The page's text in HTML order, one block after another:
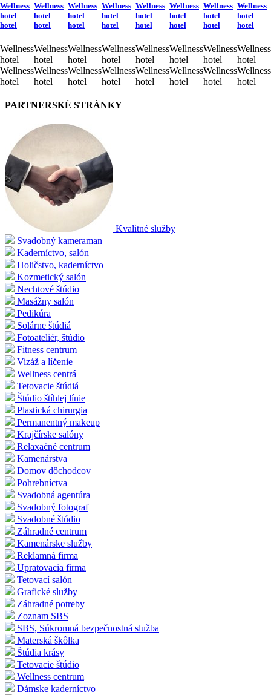
Wellness
hotel
hotel
Wellness
hotel
Wellness
hotel
Wellness
hotel
hotel
Wellness
hotel
Wellness
hotel
Wellness
hotel
hotel
Wellness
hotel
Wellness
hotel
Wellness
hotel
hotel
Wellness
hotel
Wellness
hotel
Wellness
hotel
hotel
Wellness
hotel
Wellness
hotel
Wellness
hotel
hotel
Wellness
hotel
Wellness
hotel
Wellness
hotel
hotel
Wellness
hotel
Wellness
hotel
Wellness
hotel
hotel
Wellness
hotel
Wellness
hotel
PARTNERSKÉ STRÁNKY
Kvalitné služby
Svadobný kameraman
Kaderníctvo, salón
Holičstvo, kaderníctvo
Kozmetický salón
Nechtové štúdio
Masážny salón
Pedikúra
Solárne štúdiá
Fotoateliér, štúdio
Fitness centrum
Vizáž a líčenie
Wellness centrá
Tetovacie štúdiá
Štúdio štíhlej línie
Plastická chirurgia
Permanentný makeup
Krajčírske salóny
Relaxačné centrum
Kamenárstva
Domov dôchodcov
Pohrebníctva
Svadobná agentúra
Svadobný fotograf
Svadobné štúdio
Záhradné centrum
Kamenárske služby
Reklamná firma
Upratovacia firma
Tetovací salón
Grafické služby
Záhradné potreby
Zoznam SBS
SBS, Súkromná bezpečnostná služba
Materská škôlka
Štúdia krásy
Tetovacie štúdio
Wellness centrum
Dámske kaderníctvo